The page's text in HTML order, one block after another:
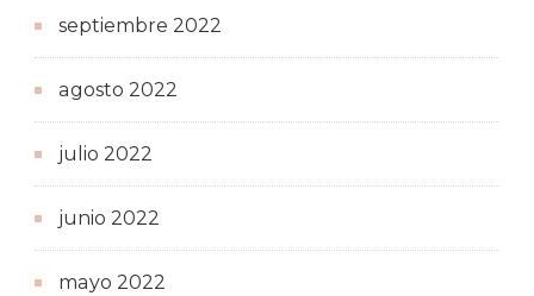
septiembre 2022
agosto 2022
julio 2022
junio 2022
mayo 2022